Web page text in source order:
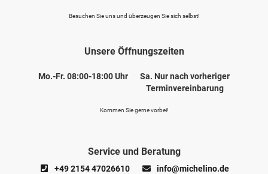
Besuchen Sie uns und überzeugen Sie sich selbst!
Unsere Öffnungszeiten
Mo.-Fr. 08:00-18:00 Uhr
Sa. Nur nach vorheriger
Terminvereinbarung
Kommen Sie gerne vorbei!
Service und Beratung
+49 2154 47026610 info@michelino.de